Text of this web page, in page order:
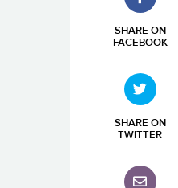
SHARE ON
FACEBOOK
SHARE ON
TWITTER